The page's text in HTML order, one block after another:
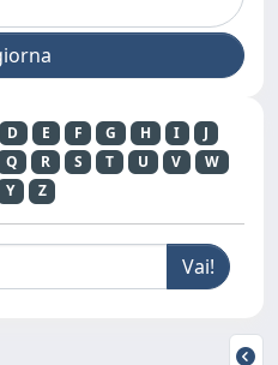
D E F G H I
J
Q R S T U V
W
Y Z